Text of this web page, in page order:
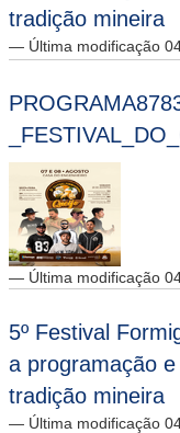
tradição mineira
— Última modificação
— Última modificação
5º Festival
a programação
tradição mineira
— Última modificação